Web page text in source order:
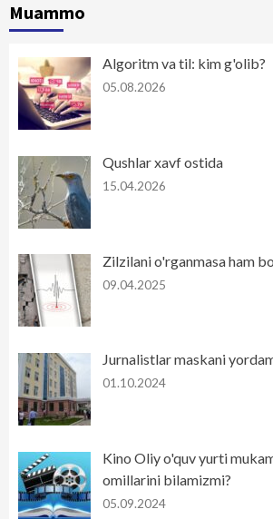
Muammo
Algoritm va til: kim g'olib?
05.08.2026
Qushlar xavf ostida
15.04.2026
Zilzilani o'rganmasa ham
09.04.2025
Jurnalistlar maskani
01.10.2024
Kino Oliy o'quv yurti
omillarini bilamizmi?
05.09.2024